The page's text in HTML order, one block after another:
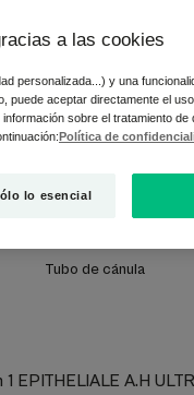
Esta crema
y marrones, y
Probado después
con láser** y en
Antimarcas, sin
Tubo de cánula
EPITHELIALE A.H
a las cookies
personalizada...) y una
puede aceptar directamente el
sobre el tratamiento de
Política de
lo esencial